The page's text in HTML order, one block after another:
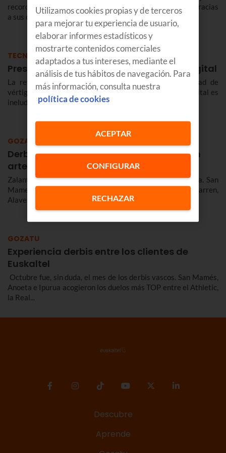
recordar 4 experiencias futboleras vividas por clientes gracias
a sus concursos
TECNOLOGÍA
Prest16 y la ineludible transformación digital
La revolución digital ha cambiado todo a una velocidad de
vértigo. En este nuevo ecosistema, la transformación digital es
ineludible para toda empresa, sea grande o pequeña.
GOZATU
Derbi-esperientzia Euskalteleko bezeroen
artean
Zalantzarik gabe, euskal derbien hilabetea izan zen urria. San
Mamesek, Anoetak eta Ipuruak Athleticen, Realaren, Eibarren,
Alavesen eta...
GOZATU
Experiencia derbis entre los clientes de
Euskaltel
Octubre fue, sin duda, el mes de los derbis vascos. San Mamés,
Anoeta e Ipurua acogieron los duelos más TOP entre el Athletic,
la Real...
Descubre
Aprende
Utilizamos cookies propias y de terceros
para mejorar tu experiencia de usuario,
elaborar informes estadísticos y
mostrarte contenidos comerciales
adaptados a tus intereses, mediante el
análisis de tus hábitos de navegación. Para
más información, consulta nuestra
política de cookies
CONFIGURAR
RECHAZAR
ACEPTAR